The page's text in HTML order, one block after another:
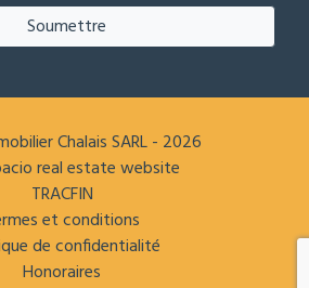
Soumettre
Chalais SARL - 2026
real estate website
TRACFIN
et conditions
de confidentialité
Honoraires